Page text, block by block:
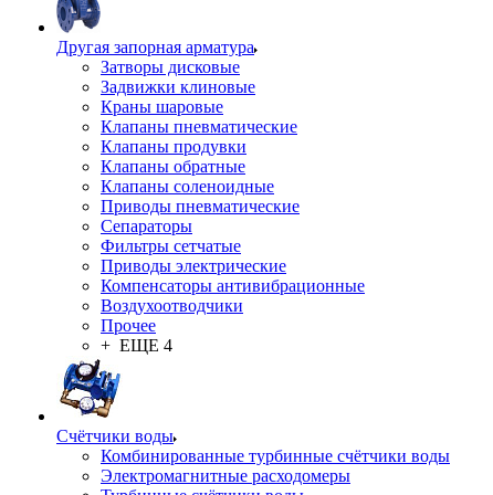
Другая запорная арматура
Затворы дисковые
Задвижки клиновые
Краны шаровые
Клапаны пневматические
Клапаны продувки
Клапаны обратные
Клапаны соленоидные
Приводы пневматические
Сепараторы
Фильтры сетчатые
Приводы электрические
Компенсаторы антивибрационные
Воздухоотводчики
Прочее
+ ЕЩЕ 4
Счётчики воды
Комбинированные турбинные счётчики воды
Электромагнитные расходомеры